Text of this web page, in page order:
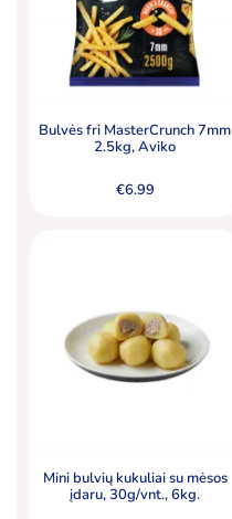
Bulvės fri MasterCrunch 7mm
2.5kg, Aviko
€6.99
Mini bulvių kukuliai su mėsos
įdaru, 30g/vnt., 6kg.